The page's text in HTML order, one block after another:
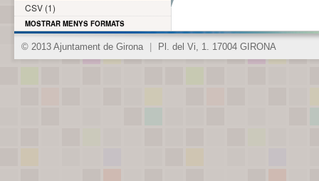
CSV (1)
MOSTRAR MENYS FORMATS
© 2013 Ajuntament de Girona Pl. del Vi, 1. 17004 GIRONA